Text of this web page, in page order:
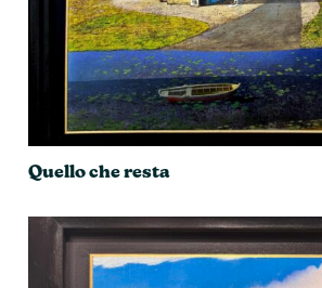
Quello che resta